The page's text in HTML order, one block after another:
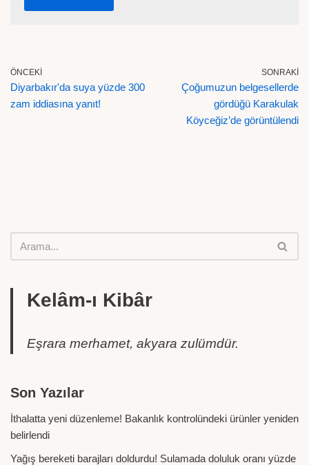
ÖNCEKI
Diyarbakır'da suya yüzde 300
zam iddiasına yanıt!
SONRAKI
Çoğumuzun belgesellerde
gördüğü Karakulak
Köyceğiz’de görüntülendi
Kelâm-ı Kibâr
Eşrara merhamet, akyara zulümdür.
Son Yazılar
İthalatta yeni düzenleme! Bakanlık kontrolündeki ürünler yeniden
belirlendi
Yağış bereketi barajları doldurdu! Sulamada doluluk oranı yüzde